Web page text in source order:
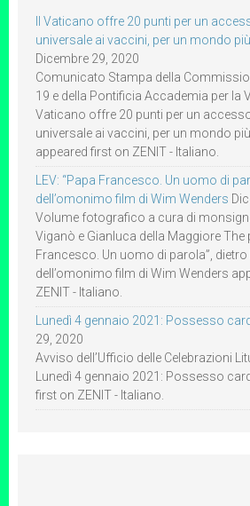
Il Vaticano offre 20 punti per un
universale ai vaccini, per un mondo
Dicembre 29, 2020
Comunicato Stampa della
19 e della Pontificia Accademia per la
Vaticano offre 20 punti per un
universale ai vaccini, per un mondo
appeared first on ZENIT - Italiano.
LEV: “Papa Francesco. Un uomo di
dell’omonimo film di Wim Wenders
Volume fotografico a cura di
Viganò e Gianluca della Maggiore The
Francesco. Un uomo di parola”, dietro
dell’omonimo film di Wim Wenders
ZENIT - Italiano.
Lunedì 4 gennaio 2021: Possesso
29, 2020
Avviso dell’Ufficio delle Celebrazioni
Lunedì 4 gennaio 2021: Possesso
first on ZENIT - Italiano.